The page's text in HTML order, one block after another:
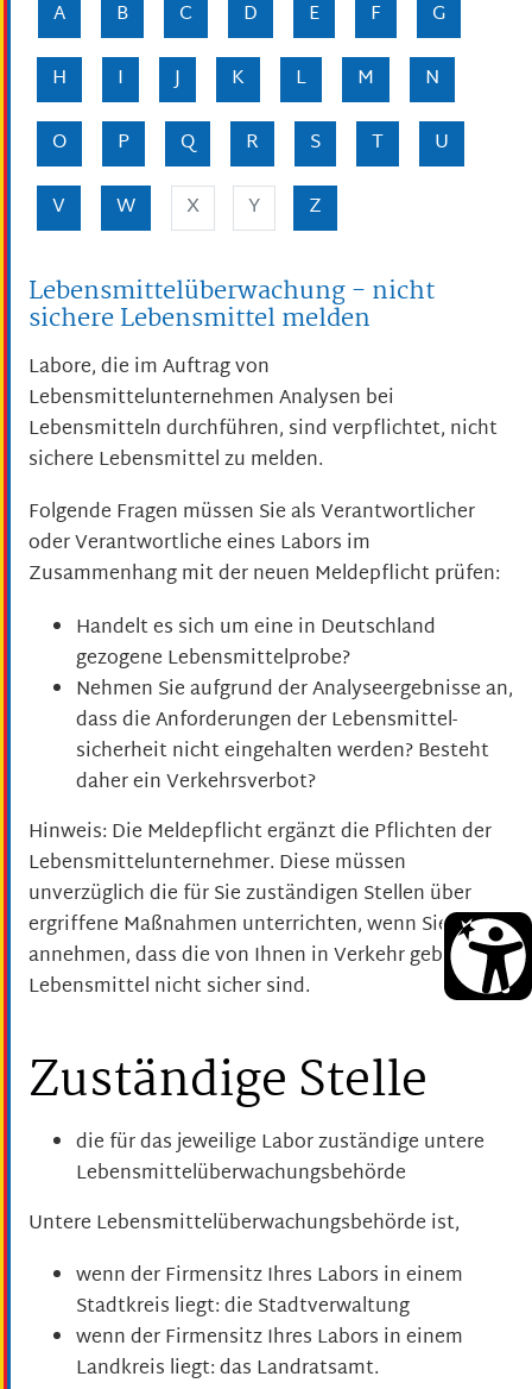
A B C D E F
G
H
I J K L M
N
O
P Q R S T
U
V
W X Y Z
Lebensmittelüberwachung - nicht
sichere Lebensmittel melden
Labore, die im Auftrag von
Lebensmittelunternehmen Analysen bei
Lebensmitteln durchführen, sind verpflichtet, nicht
sichere Lebensmittel zu melden.
Folgende Fragen müssen Sie als Verantwortlicher
oder Verantwortliche eines Labors im
Zusammenhang mit der neuen Meldepflicht prüfen:
Handelt es sich um eine in Deutschland
gezogene Lebensmittelprobe?
Nehmen Sie aufgrund der Analyseergebnisse an,
dass die Anforderungen der Lebensmittel-
sicherheit nicht eingehalten werden? Besteht
daher ein Verkehrsverbot?
Hinweis: Die Meldepflicht ergänzt die Pflichten der
Lebensmittelunternehmer. Diese müssen
unverzüglich die für Sie zuständigen Stellen über
ergriffene Maßnahmen unterrichten, wenn Sie
annehmen, dass die von Ihnen in Verkehr gebrachten
Lebensmittel nicht sicher sind.
Zuständige Stelle
die für das jeweilige Labor zuständige untere
Lebensmittelüberwachungsbehörde
Untere Lebensmittelüberwachungsbehörde ist,
wenn der Firmensitz Ihres Labors in einem
Stadtkreis liegt: die Stadtverwaltung
wenn der Firmensitz Ihres Labors in einem
Landkreis liegt: das Landratsamt.